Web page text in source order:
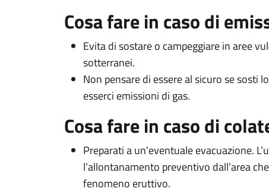
Cosa fare in caso di
Evita di sostare o campeggiare in aree
sotterranei.
Non pensare di essere al sicuro se sosti
esserci emissioni di gas.
Cosa fare in caso di
Preparati a un'eventuale evacuazione.
l’allontanamento preventivo dall’area
fenomeno eruttivo.